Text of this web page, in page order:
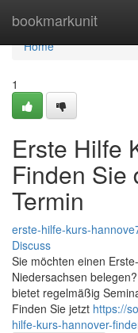
bookmarkunit
Home
Home
1
Erste Hilfe
Finden Sie
Termin
erste-hilfe-kurs-
Discuss
Sie möchten einen
Niedersachsen
bietet regelmäßig
Finden Sie jetzt https://
hilfe-kurs-hannover-